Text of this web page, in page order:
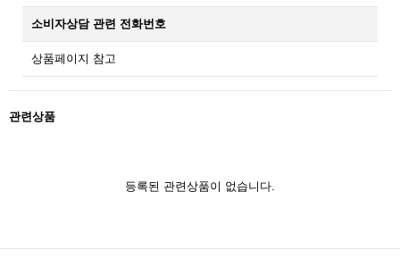
소비자상담 관련 전화번호
상품페이지 참고
관련상품
등록된 관련상품이 없습니다.